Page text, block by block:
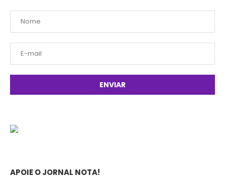
APOIE O JORNAL NOTA!